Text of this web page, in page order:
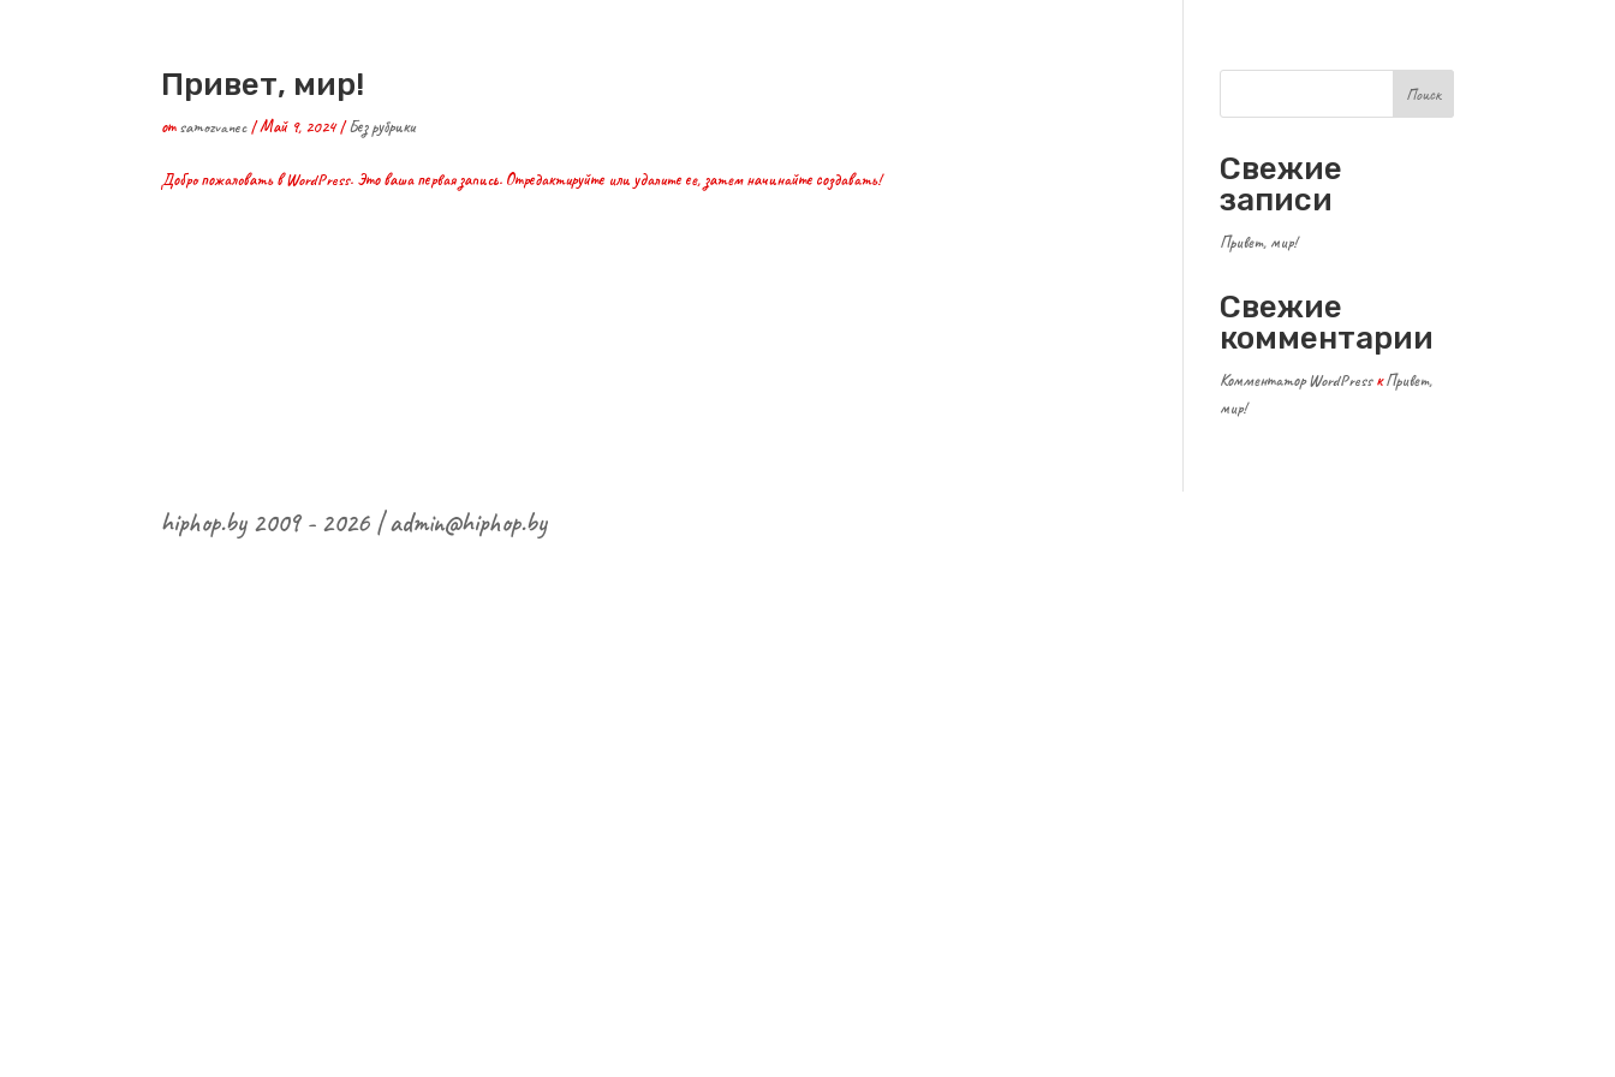
Привет, мир!
отsamozvanec|Май 9, 2024|Без рубрики
Добро пожаловать в WordPress. Это ваша первая запись. Отредактируйте или удалите ее, затем начинайте создавать!
Поиск
Свежие
записи
Привет, мир!
Свежие
комментарии
Комментатор WordPressкПривет,
мир!
hiphop.by 2009 - 2026 | admin@hiphop.by